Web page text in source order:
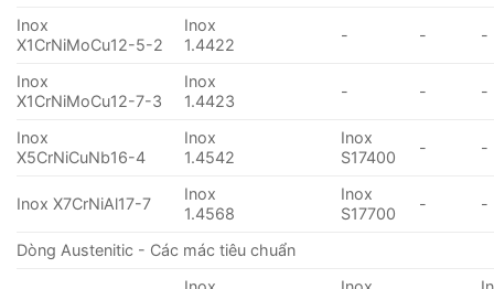
Inox
X1CrNiMoCu12-5-2
Inox
1.4422
- - -
Inox
X1CrNiMoCu12-7-3
Inox
1.4423
- - -
Inox
X5CrNiCuNb16-4
Inox
1.4542
Inox
S17400
- -
Inox X7CrNiAl17-7
Inox
1.4568
Inox
S17700
- -
Dòng Austenitic - Các mác tiêu chuẩn